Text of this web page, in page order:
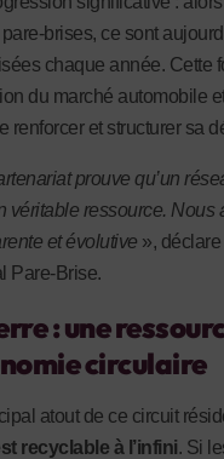
brises, ce sont
chaque année. Cette
du marché automobile
renforcer et structurer sa
prouve qu’un
véritable ressource. Nous
et évolutive »,
Pare-Brise.
: une
circulaire
atout de ce circuit
recyclable à l’infini. Si